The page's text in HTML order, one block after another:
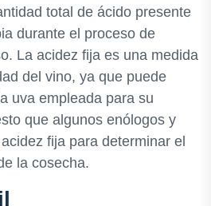
total de ácido presente
durante el proceso de
La acidez fija es una medida
del vino, ya que puede
uva empleada para su
que algunos enólogos y
fija para determinar el
la cosecha.